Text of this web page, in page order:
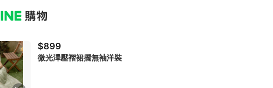
$899
微光澤壓褶裙擺無袖洋裝